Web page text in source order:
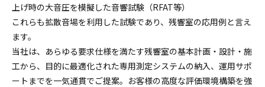
上げ時の大音圧を模擬した音響試験（RFAT等）
これらも拡散音場を利用した試験であり、残響室の応用例と言え
ます。
当社は、あらゆる要求仕様を満たす残響室の基本計画・設計・施
工から、目的に最適化された専用測定システムの納入、運用サポ
ートまでを一気通貫でご提案。お客様の高度な評価環境構築を強